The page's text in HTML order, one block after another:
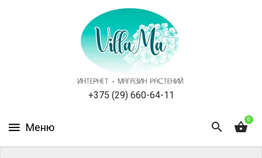
+375 (29) 660-64-11
0
НОВОСТИ,
АКЦИИ